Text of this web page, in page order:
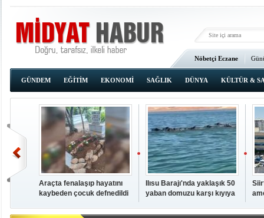
Nöbetçi Eczane
Ana Sayfa
GÜNDEM
EĞİTİM EKONOMİ SAĞLIK DÜNYA KÜLTÜR &
Araçta fenalaşıp hayatını
kaybeden çocuk defnedildi
Ilısu Barajı'nda yaklaşık 50
yaban domuzu karşı kıyıya
- OKUMAK İÇİN TIKLAYIN